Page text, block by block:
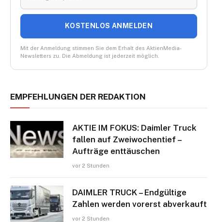
KOSTENLOS ANMELDEN
Mit der Anmeldung stimmen Sie dem Erhalt des AktienMedia-
Newsletters zu. Die Abmeldung ist jederzeit möglich.
EMPFEHLUNGEN DER REDAKTION
AKTIE IM FOKUS: Daimler Truck
fallen auf Zweiwochentief –
Aufträge enttäuschen
vor 2 Stunden
DAIMLER TRUCK – Endgültige
Zahlen werden vorerst abverkauft
vor 2 Stunden